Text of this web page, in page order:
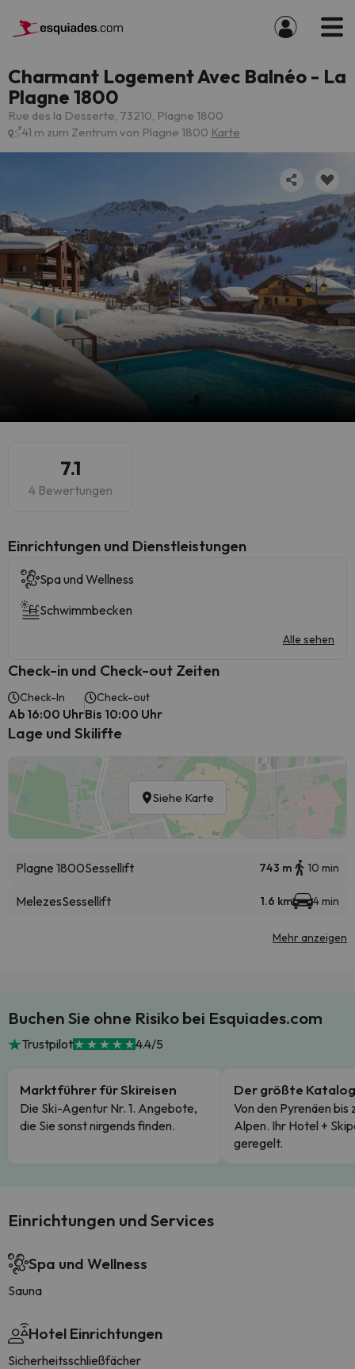
Charmant Logement Avec Balnéo - La
Plagne 1800
Rue des la Desserte, 73210, Plagne 1800
41 m zum Zentrum von Plagne 1800 Karte
7.1
4 Bewertungen
​Einrichtungen und Dienstleistungen
Spa und Wellness
Schwimmbecken
Alle sehen
Check-in und Check-out Zeiten
Check-In
Ab 16:00 Uhr
Check-out
Bis 10:00 Uhr
Lage und Skilifte
Siehe Karte
Plagne 1800Sessellift 743 m 10 min
MelezesSessellift 1.6 km 4 min
Mehr anzeigen
Buchen Sie ohne Risiko bei Esquiades.com
Trustpilot 4.4/5
Marktführer für Skireisen
Die Ski-Agentur Nr. 1. Angebote,
die Sie sonst nirgends finden.
Der größte Katalog
Von den Pyrenäen bis
Alpen. Ihr Hotel +
geregelt.
Einrichtungen und Services
Spa und Wellness
Sauna
Hotel Einrichtungen
Sicherheitsschließfächer